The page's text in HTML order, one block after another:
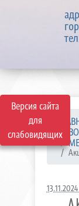
Версия сайта
для
слабовидящих